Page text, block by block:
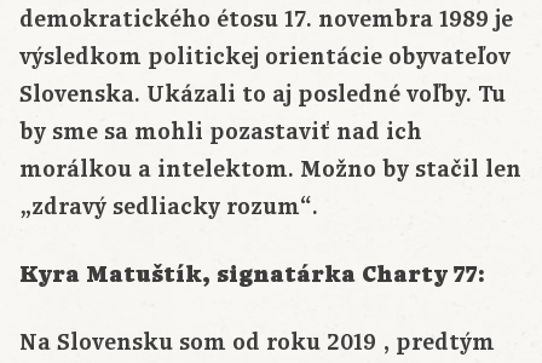
demokratického étosu 17. novembra 1989 je
výsledkom politickej orientácie obyvateľov
Slovenska. Ukázali to aj posledné voľby. Tu
by sme sa mohli pozastaviť nad ich
morálkou a intelektom. Možno by stačil len
„zdravý sedliacky rozum“.
Kyra Matuštík, signatárka Charty 77:
Na Slovensku som od roku 2019 , predtým